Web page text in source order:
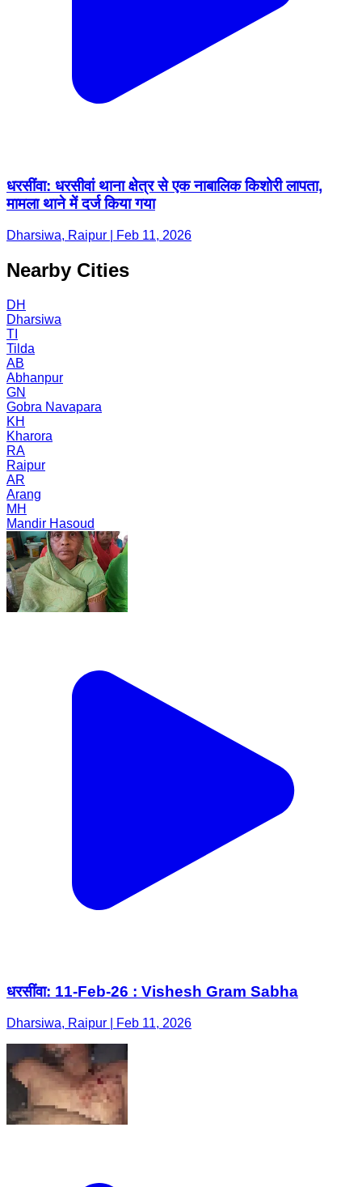
धरसींवा: धरसीवां थाना क्षेत्र से एक नाबालिक किशोरी लापता,
मामला थाने में दर्ज किया गया
Dharsiwa, Raipur | Feb 11, 2026
Nearby Cities
DH
Dharsiwa
TI
Tilda
AB
Abhanpur
GN
Gobra Navapara
KH
Kharora
RA
Raipur
AR
Arang
MH
Mandir Hasoud
धरसींवा: 11-Feb-26 : Vishesh Gram Sabha
Dharsiwa, Raipur | Feb 11, 2026